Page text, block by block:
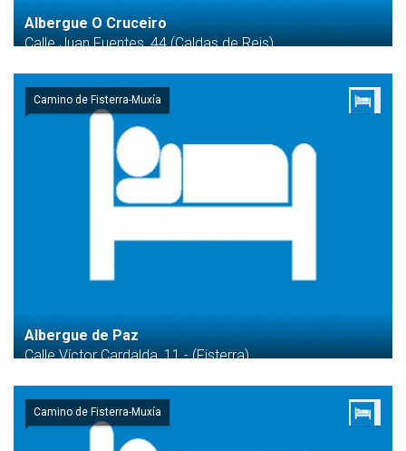
Albergue O Cruceiro
Calle Juan Fuentes, 44 (Caldas de Reis)
Camino de Fisterra-Muxía
Albergue de Paz
Calle Víctor Cardalda, 11 - (Fisterra)
Camino de Fisterra-Muxía